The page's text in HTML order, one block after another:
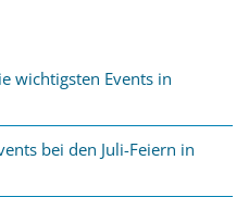
wichtigsten Events in
bei den Juli-Feiern in